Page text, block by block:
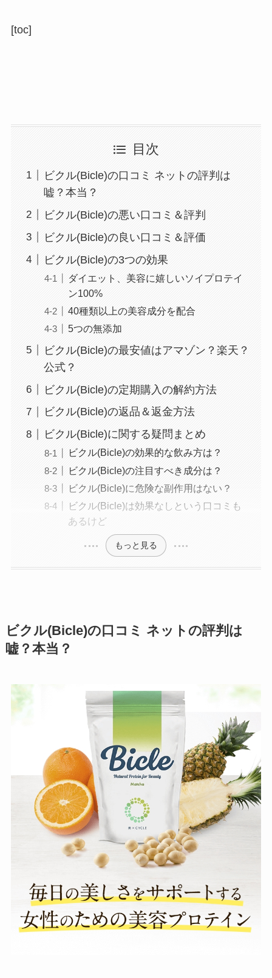
[toc]
目次
ビクル(Bicle)の口コミ ネットの評判は
嘘？本当？
ビクル(Bicle)の悪い口コミ＆評判
ビクル(Bicle)の良い口コミ＆評価
ビクル(Bicle)の3つの効果
ダイエット、美容に嬉しいソイプロテイ
ン100%
40種類以上の美容成分を配合
5つの無添加
ビクル(Bicle)の最安値はアマゾン？楽天？
公式？
ビクル(Bicle)の定期購入の解約方法
ビクル(Bicle)の返品＆返金方法
ビクル(Bicle)に関する疑問まとめ
ビクル(Bicle)の効果的な飲み方は？
ビクル(Bicle)の注目すべき成分は？
ビクル(Bicle)に危険な副作用はない？
ビクル(Bicle)は効果なしという口コミも
あるけど
もっと見る
ビクル(Bicle)の口コミ ネットの評判は
嘘？本当？